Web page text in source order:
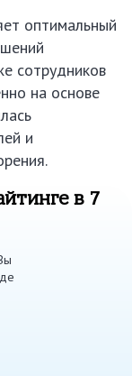
оптимальный
сотрудников
на основе
и
в 7